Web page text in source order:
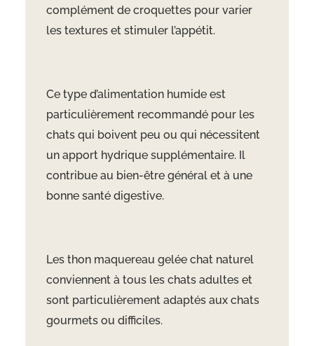
complément de croquettes pour varier
les textures et stimuler l’appétit.
Ce type d’alimentation humide est
particulièrement recommandé pour les
chats qui boivent peu ou qui nécessitent
un apport hydrique supplémentaire. Il
contribue au bien-être général et à une
bonne santé digestive.
Les thon maquereau gelée chat naturel
conviennent à tous les chats adultes et
sont particulièrement adaptés aux chats
gourmets ou difficiles.